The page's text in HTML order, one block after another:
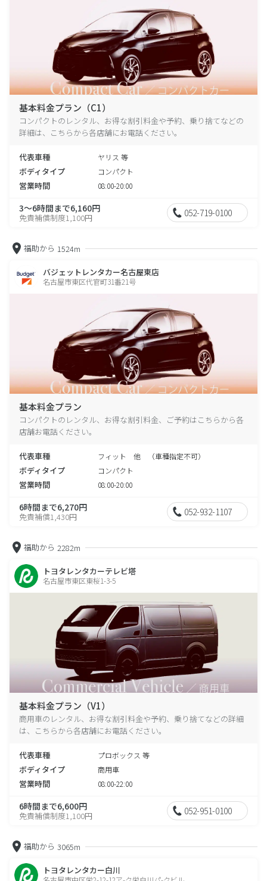
基本料金プラン（C1）
コンパクトのレンタル、お得な割引料金や予約、乗り捨てなどの
詳細は、こちらから各店舗にお電話ください。
代表車種 ヤリス 等
ボディタイプ コンパクト
営業時間 08:00-20:00
3～6時間まで6,160円
免責補償制度1,100円 052-719-0100
福助から 1524m
バジェットレンタカー名古屋東店
名古屋市東区代官町31番21号
基本料金プラン
コンパクトのレンタル、お得な割引料金、ご予約はこちらから各
店舗お電話ください。
代表車種 フィット 他 （車種指定不可）
ボディタイプ コンパクト
営業時間 08:00-20:00
6時間まで6,270円
免責補償1,430円 052-932-1107
福助から 2282m
トヨタレンタカーテレビ塔
名古屋市東区東桜1-3-5
基本料金プラン（V1）
商用車のレンタル、お得な割引料金や予約、乗り捨てなどの詳細
は、こちらから各店舗にお電話ください。
代表車種 プロボックス 等
ボディタイプ 商用車
営業時間 08:00-22:00
6時間まで6,600円
免責補償制度1,100円 052-951-0100
福助から 3065m
トヨタレンタカー白川